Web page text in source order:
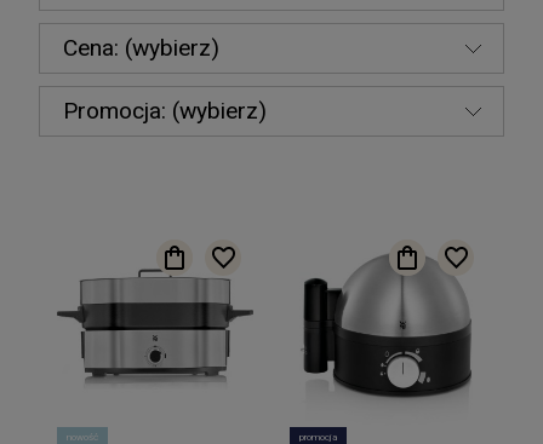
Cena: (wybierz)
Promocja: (wybierz)
nowość promocja